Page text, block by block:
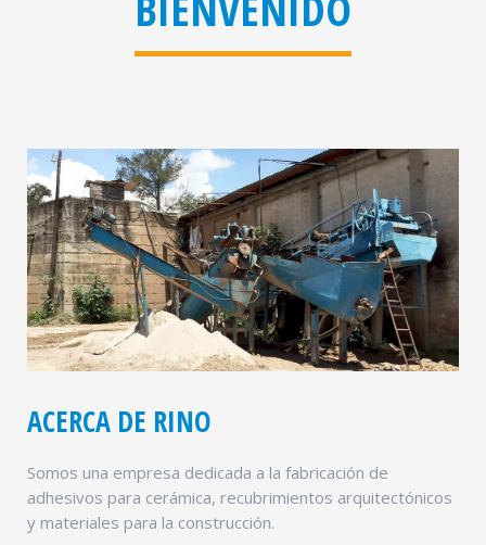
ACERCA DE RINO
Somos una empresa dedicada a la fabricación de
adhesivos para cerámica, recubrimientos arquitectónicos
y materiales para la construcción.